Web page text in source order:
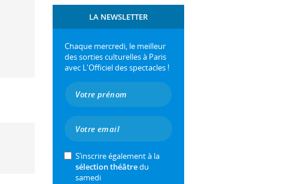
LA NEWSLETTER
Chaque mercredi, le meilleur
des sorties culturelles à Paris
avec L'Officiel des spectacles !
S’inscrire également à la
sélection théâtredu
samedi